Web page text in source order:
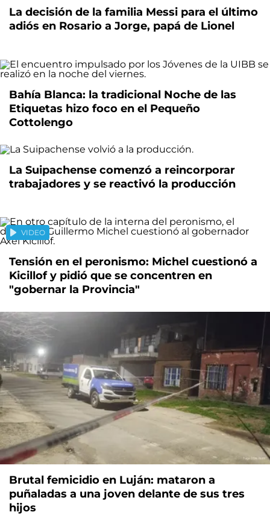
La decisión de la familia Messi para el último
adiós en Rosario a Jorge, papá de Lionel
Bahía Blanca: la tradicional Noche de las
Etiquetas hizo foco en el Pequeño
Cottolengo
La Suipachense comenzó a reincorporar
trabajadores y se reactivó la producción
VIDEO
Tensión en el peronismo: Michel cuestionó a
Kicillof y pidió que se concentren en
"gobernar la Provincia"
Brutal femicidio en Luján: mataron a
puñaladas a una joven delante de sus tres
hijos